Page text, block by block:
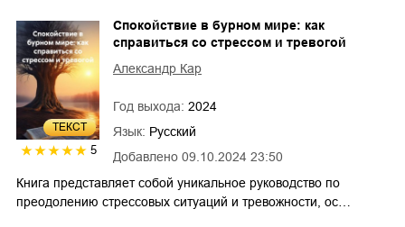
ТЕКСТ
5 Добавлено 09.10.2024 23:50
Спокойствие в бурном мире: как
справиться со стрессом и тревогой
Александр Кар
Год выхода: 2024
Язык: Русский
Книга представляет собой уникальное руководство по
преодолению стрессовых ситуаций и тревожности, ос…